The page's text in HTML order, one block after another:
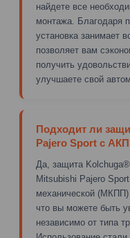
найдете все
монтажа. Благодаря
установка занимает
позволяет вам
получить
улучшаете свой
Подходит ли
Pajero Sport с
Да, защита
Mitsubishi Pajero
механической (МКПП)
что вы можете быть
независимо от типа